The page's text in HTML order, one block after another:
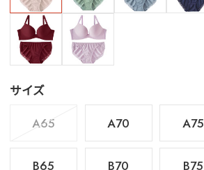
サイズ
A65
A70 A75
B65 B70 B75